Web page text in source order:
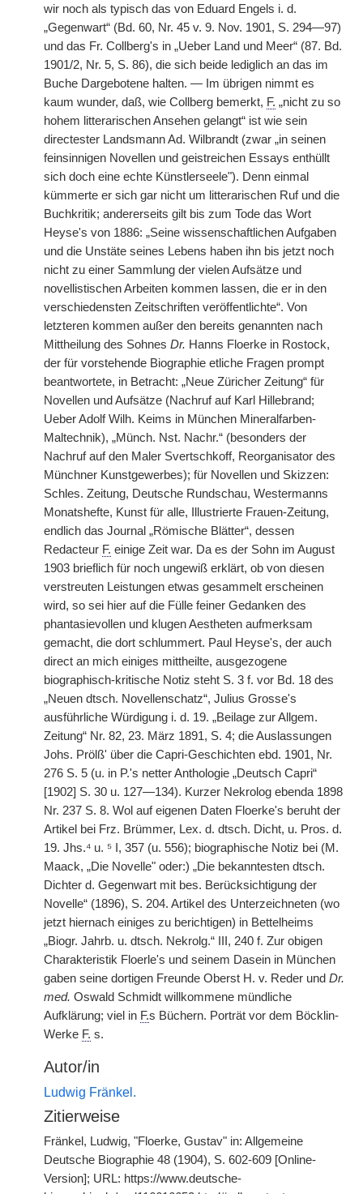
wir noch als typisch das von Eduard Engels i. d.
„Gegenwart“ (Bd. 60, Nr. 45 v. 9. Nov. 1901, S. 294—97)
und das Fr. Collberg's in „Ueber Land und Meer“ (87. Bd.
1901/2, Nr. 5, S. 86), die sich beide lediglich an das im
Buche Dargebotene halten. — Im übrigen nimmt es
kaum wunder, daß, wie Collberg bemerkt, F. „nicht zu so
hohem litterarischen Ansehen gelangt“ ist wie sein
directester Landsmann Ad. Wilbrandt (zwar „in seinen
feinsinnigen Novellen und geistreichen Essays enthüllt
sich doch eine echte Künstlerseele"). Denn einmal
kümmerte er sich gar nicht um litterarischen Ruf und die
Buchkritik; andererseits gilt bis zum Tode das Wort
Heyse's von 1886: „Seine wissenschaftlichen Aufgaben
und die Unstäte seines Lebens haben ihn bis jetzt noch
nicht zu einer Sammlung der vielen Aufsätze und
novellistischen Arbeiten kommen lassen, die er in den
verschiedensten Zeitschriften veröffentlichte“. Von
letzteren kommen außer den bereits genannten nach
Mittheilung des Sohnes Dr. Hanns Floerke in Rostock,
der für vorstehende Biographie etliche Fragen prompt
beantwortete, in Betracht: „Neue Züricher Zeitung“ für
Novellen und Aufsätze (Nachruf auf Karl Hillebrand;
Ueber Adolf Wilh. Keims in München Mineralfarben-
Maltechnik), „Münch. Nst. Nachr.“ (besonders der
Nachruf auf den Maler Svertschkoff, Reorganisator des
Münchner Kunstgewerbes); für Novellen und Skizzen:
Schles. Zeitung, Deutsche Rundschau, Westermanns
Monatshefte, Kunst für alle, Illustrierte Frauen-Zeitung,
endlich das Journal „Römische Blätter“, dessen
Redacteur F. einige Zeit war. Da es der Sohn im August
1903 brieflich für noch ungewiß erklärt, ob von diesen
verstreuten Leistungen etwas gesammelt erscheinen
wird, so sei hier auf die Fülle feiner Gedanken des
phantasievollen und klugen Aestheten aufmerksam
gemacht, die dort schlummert. Paul Heyse's, der auch
direct an mich einiges mittheilte, ausgezogene
biographisch-kritische Notiz steht S. 3 f. vor Bd. 18 des
„Neuen dtsch. Novellenschatz“, Julius Grosse's
ausführliche Würdigung i. d. 19. „Beilage zur Allgem.
Zeitung“ Nr. 82, 23. März 1891, S. 4; die Auslassungen
Johs. Prölß' über die Capri-Geschichten ebd. 1901, Nr.
276 S. 5 (u. in P.'s netter Anthologie „Deutsch Capri“
[1902] S. 30 u. 127—134). Kurzer Nekrolog ebenda 1898
Nr. 237 S. 8. Wol auf eigenen Daten Floerke's beruht der
Artikel bei Frz. Brümmer, Lex. d. dtsch. Dicht, u. Pros. d.
19. Jhs.⁴ u. ⁵ I, 357 (u. 556); biographische Notiz bei (M.
Maack, „Die Novelle" oder:) „Die bekanntesten dtsch.
Dichter d. Gegenwart mit bes. Berücksichtigung der
Novelle“ (1896), S. 204. Artikel des Unterzeichneten (wo
jetzt hiernach einiges zu berichtigen) in Bettelheims
„Biogr. Jahrb. u. dtsch. Nekrolg.“ III, 240 f. Zur obigen
Charakteristik Floerle's und seinem Dasein in München
gaben seine dortigen Freunde Oberst H. v. Reder und Dr.
med. Oswald Schmidt willkommene mündliche
Aufklärung; viel in F.s Büchern. Porträt vor dem Böcklin-
Werke F. s.
Autor/in
Ludwig Fränkel.
Zitierweise
Fränkel, Ludwig, "Floerke, Gustav" in: Allgemeine
Deutsche Biographie 48 (1904), S. 602-609 [Online-
Version]; URL: https://www.deutsche-